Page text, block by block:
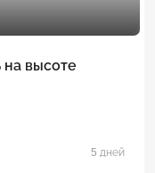
на высоте
5 дней